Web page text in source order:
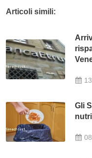
Articoli simili:
Gli